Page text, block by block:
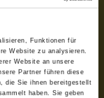
Funktionen für
Website zu analysieren.
Website an unsere
Partner führen diese
die Sie ihnen bereitgestellt
haben. Sie geben